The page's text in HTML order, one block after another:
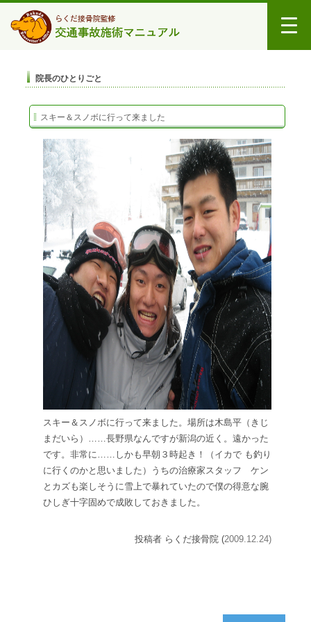
院長のひとりごと
スキー＆スノボに行って来ました
スキー＆スノボに行って来ました。場所は木島平（きじ
まだいら）……長野県なんですが新潟の近く。遠かった
です。非常に……しかも早朝３時起き！（イカで も釣り
に行くのかと思いました）うちの治療家スタッフ ケン
とカズも楽しそうに雪上で暴れていたので僕の得意な腕
ひしぎ十字固めで成敗しておきました。
投稿者 らくだ接骨院 (2009.12.24)